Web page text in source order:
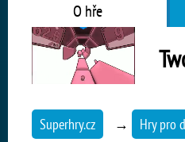
O hře
Superhry.cz → Hry pro